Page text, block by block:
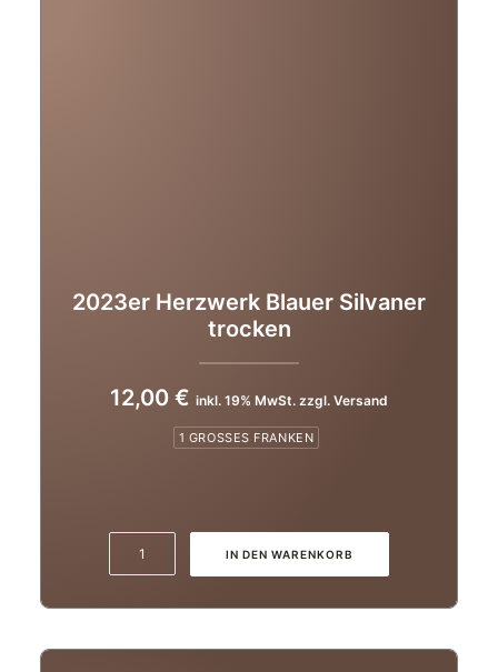
2023er Herzwerk Blauer Silvaner
trocken
12,00 € inkl. 19% MwSt. zzgl. Versand
1 GROSSES FRANKEN
Herzwerk
Blauer
IN DEN WARENKORB